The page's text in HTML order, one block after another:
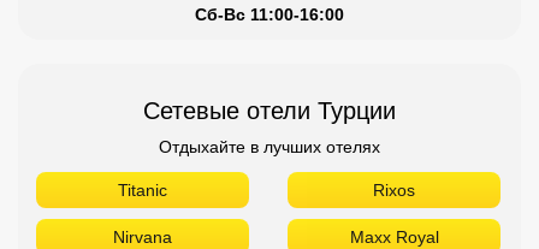
Сб-Вс 11:00-16:00
Сетевые отели Турции
Отдыхайте в лучших отелях
Titanic Rixos
Nirvana Maxx Royal